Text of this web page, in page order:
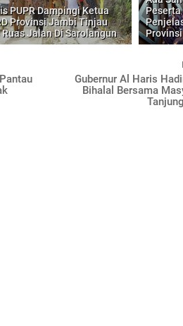
PUPR Dampingi Ketua
Provinsi Jambi Tinjau
Ruas Jalan Di Sarolangun
Peserta
Gubernur Al Haris
Bihalal Bersama